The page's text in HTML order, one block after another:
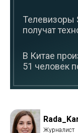
Телевизоры
получат
В Китае
51 человек